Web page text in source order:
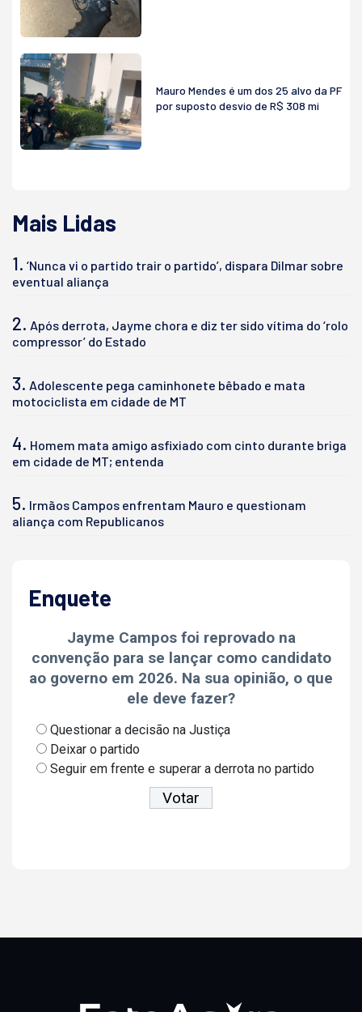
Mauro Mendes é um dos 25 alvo da PF
por suposto desvio de R$ 308 mi
Mais Lidas
1. ‘Nunca vi o partido trair o partido’, dispara Dilmar sobre
eventual aliança
2. Após derrota, Jayme chora e diz ter sido vítima do ‘rolo
compressor’ do Estado
3. Adolescente pega caminhonete bêbado e mata
motociclista em cidade de MT
4. Homem mata amigo asfixiado com cinto durante briga
em cidade de MT; entenda
5. Irmãos Campos enfrentam Mauro e questionam
aliança com Republicanos
Enquete
Jayme Campos foi reprovado na
convenção para se lançar como candidato
ao governo em 2026. Na sua opinião, o que
ele deve fazer?
Questionar a decisão na Justiça
Deixar o partido
Seguir em frente e superar a derrota no partido